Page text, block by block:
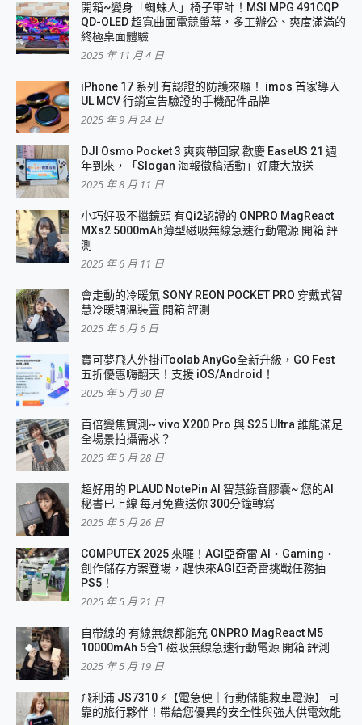
開箱~變身「蜘蛛人」椅子軍師！MSI MPG 491CQP
QD-OLED 超寬曲面電競螢幕，多工辦公、爽度滿滿的
終極桌面體驗
2025 年 11 月 4 日
iPhone 17 系列 有認證的防護來囉！ imos 首家導入
UL MCV 行銷宣告驗證的手機配件品牌
2025 年 9 月 24 日
DJI Osmo Pocket 3 爽爽帶回家 歡慶 EaseUS 21 週
年到來，「Slogan 海報徵稿活動」好康大放送
2025 年 8 月 11 日
小巧好吸不擋鏡頭 有Qi2認證的 ONPRO MagReact
MXs2 5000mAh薄型磁吸無線急速行動電源 開箱 評
測
2025 年 6 月 11 日
會走動的冷暖氣 SONY REON POCKET PRO 穿戴式智
慧冷暖調溫裝置 開箱 評測
2025 年 6 月 6 日
寶可夢飛人外掛iToolab AnyGo全新升級，GO Fest
五折優惠嗨翻天！支援 iOS/Android！
2025 年 5 月 30 日
百倍變焦實測~ vivo X200 Pro 與 S25 Ultra 誰能滿足
全場景拍攝需求？
2025 年 5 月 28 日
超好用的 PLAUD NotePin AI 智慧錄音膠囊~ 您的AI
秘書已上線 每月免費送你 300分鐘轉寫
2025 年 5 月 26 日
COMPUTEX 2025 來囉！AGI亞奇雷 AI・Gaming・
創作儲存方案登場，趕快來AGI亞奇雷挑戰任務抽
PS5！
2025 年 5 月 21 日
自帶線的 有線無線都能充 ONPRO MagReact M5
10000mAh 5合1 磁吸無線急速行動電源 開箱 評測
2025 年 5 月 19 日
飛利浦 JS7310 ⚡【電急便｜行動儲能救車電源】 可
靠的旅行夥伴！帶給您優異的安全性與強大供電效能